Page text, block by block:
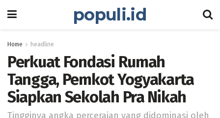
populi.id
Home headline
Perkuat Fondasi Rumah
Tangga, Pemkot Yogyakarta
Siapkan Sekolah Pra Nikah
Tingginya angka perceraian yang didominasi oleh